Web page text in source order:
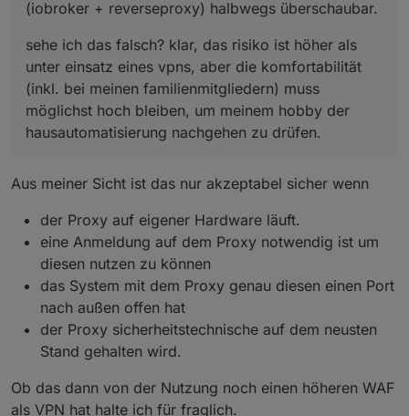
(iobroker + reverseproxy) halbwegs überschaubar.
sehe ich das falsch? klar, das risiko ist höher als
unter einsatz eines vpns, aber die komfortabilität
(inkl. bei meinen familienmitgliedern) muss
möglichst hoch bleiben, um meinem hobby der
hausautomatisierung nachgehen zu drüfen.
Aus meiner Sicht ist das nur akzeptabel sicher wenn
der Proxy auf eigener Hardware läuft.
eine Anmeldung auf dem Proxy notwendig ist um
diesen nutzen zu können
das System mit dem Proxy genau diesen einen Port
nach außen offen hat
der Proxy sicherheitstechnische auf dem neusten
Stand gehalten wird.
Ob das dann von der Nutzung noch einen höheren WAF
als VPN hat halte ich für fraglich.